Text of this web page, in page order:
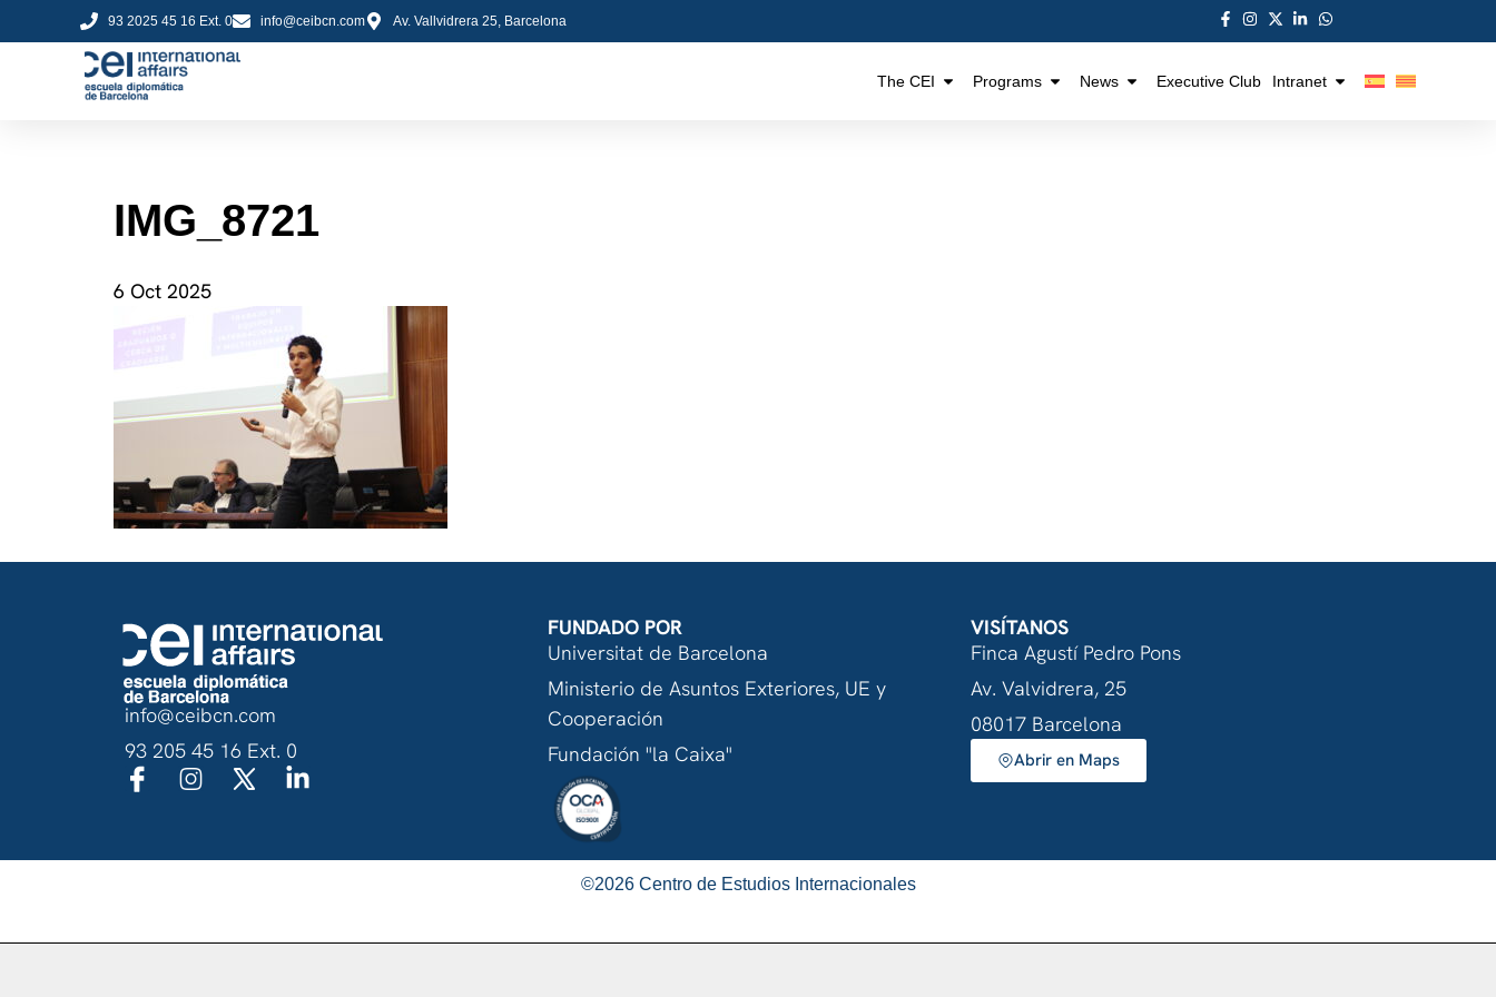
93 2025 45 16 Ext. 0 info@ceibcn.com Av. Vallvidrera 25, Barcelona
The CEI Programs News Executive Club Intranet
IMG_8721
6 Oct 2025
info@ceibcn.com
93 205 45 16 Ext. 0
FUNDADO POR
Universitat de Barcelona
Ministerio de Asuntos Exteriores, UE y
Cooperación
Fundación "la Caixa"
VISÍTANOS
Finca Agustí Pedro Pons
Av. Valvidrera, 25
08017 Barcelona
Abrir en Maps
©2026 Centro de Estudios Internacionales